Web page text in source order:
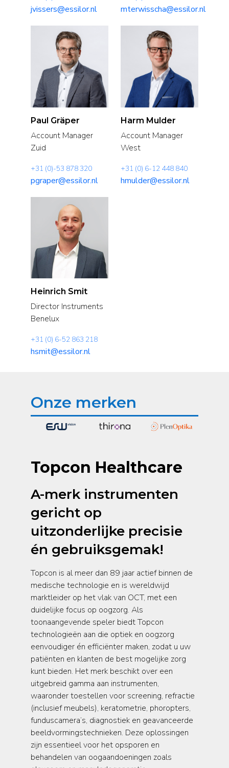
jvissers@essilor.nl mterwisscha@essilor.nl
Paul Gräper
Account Manager
Zuid
+31 (0)-53 878 320
pgraper@essilor.nl
Harm Mulder
Account Manager
West
+31 (0) 6-12 448 840
hmulder@essilor.nl
Heinrich Smit
Director Instruments
Benelux
+31 (0) 6-52 863 218
hsmit@essilor.nl
Onze merken
Topcon Healthcare
A-merk instrumenten
gericht op
uitzonderlijke precisie
én gebruiksgemak!
Topcon is al meer dan 89 jaar actief binnen de
medische technologie en is wereldwijd
marktleider op het vlak van OCT, met een
duidelijke focus op oogzorg. Als
toonaangevende speler biedt Topcon
technologieën aan die optiek en oogzorg
eenvoudiger én efficiënter maken, zodat u uw
patiënten en klanten de best mogelijke zorg
kunt bieden. Het merk beschikt over een
uitgebreid gamma aan instrumenten,
waaronder toestellen voor screening, refractie
(inclusief meubels), keratometrie, phoropters,
funduscamera’s, diagnostiek en geavanceerde
beeldvormingstechnieken. Deze oplossingen
zijn essentieel voor het opsporen en
behandelen van oogaandoeningen zoals